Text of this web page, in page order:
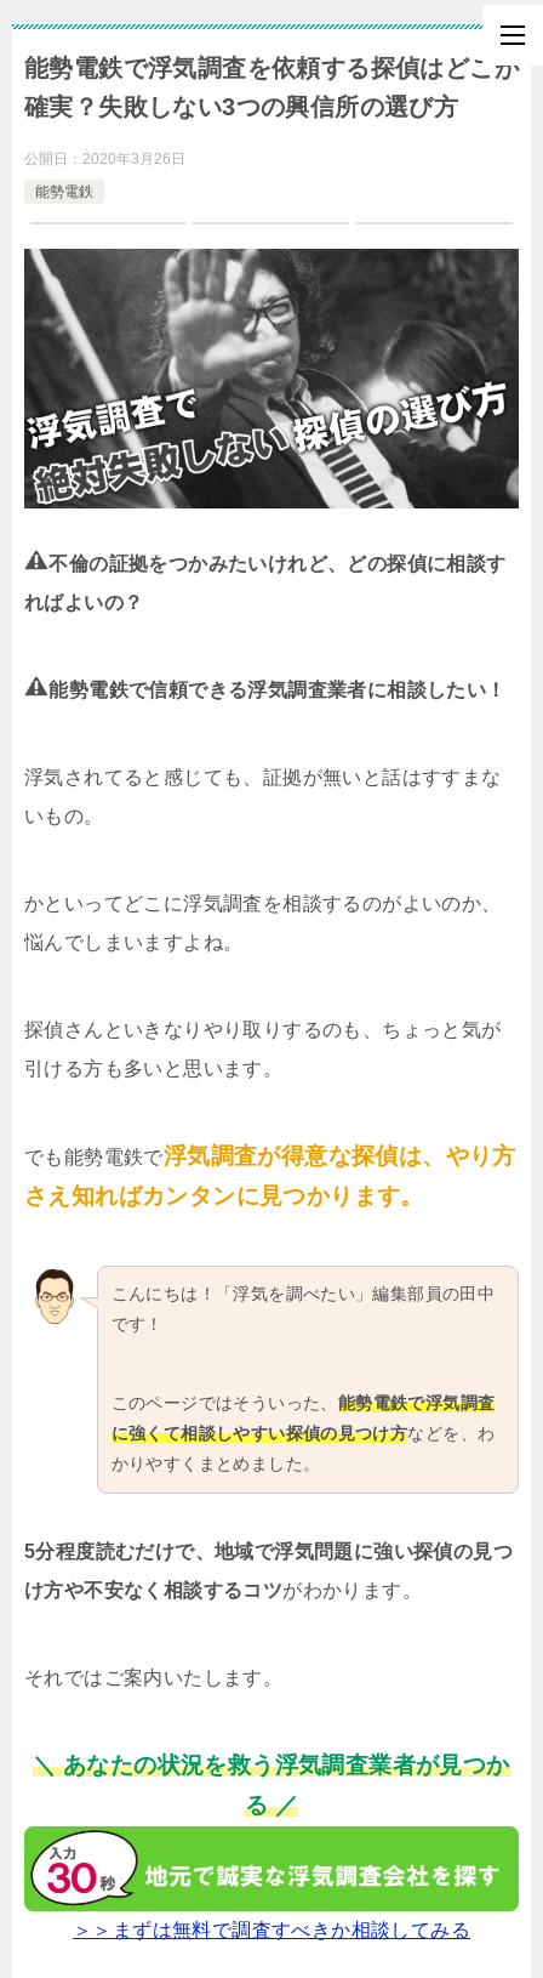
能勢電鉄で浮気調査を依頼する探偵はどこが
確実？失敗しない3つの興信所の選び方
公開日： 2020年3月26日
能勢電鉄
不倫の証拠をつかみたいけれど、どの探偵に相談す
ればよいの？
能勢電鉄で信頼できる浮気調査業者に相談したい！
浮気されてると感じても、証拠が無いと話はすすまな
いもの。
かといってどこに浮気調査を相談するのがよいのか、
悩んでしまいますよね。
探偵さんといきなりやり取りするのも、ちょっと気が
引ける方も多いと思います。
でも能勢電鉄で浮気調査が得意な探偵は、やり方
さえ知ればカンタンに見つかります。
こんにちは！「浮気を調べたい」編集部員の田中
です！
このページではそういった、 能勢電鉄で浮気調査
に強くて相談しやすい探偵の見つけ方などを、わ
かりやすくまとめました。
5分程度読むだけで、地域で浮気問題に強い探偵の見つ
け方や不安なく相談するコツがわかります。
それではご案内いたします。
＼ あなたの状況を救う浮気調査業者が見つか
る ／
＞＞まずは無料で調査すべきか相談してみる